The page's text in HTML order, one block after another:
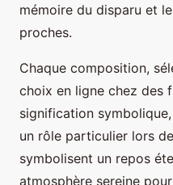
mémoire du disparu et
proches.
Chaque composition,
choix en ligne chez des
signification
un rôle particulier lors
symbolisent un repos
atmosphère sereine